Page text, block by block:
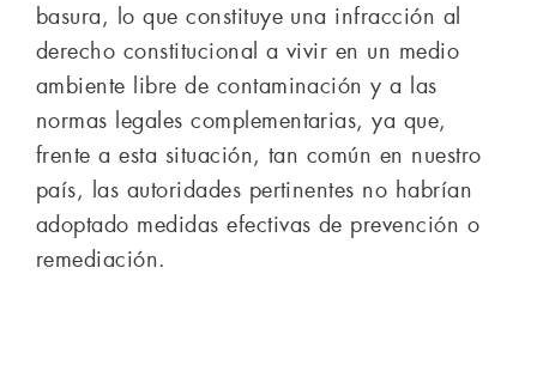
basura, lo que constituye una infracción al
derecho constitucional a vivir en un medio
ambiente libre de contaminación y a las
normas legales complementarias, ya que,
frente a esta situación, tan común en nuestro
país, las autoridades pertinentes no habrían
adoptado medidas efectivas de prevención o
remediación.